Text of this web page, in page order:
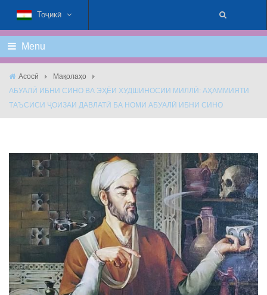
Тоҷикӣ
Menu
Асосӣ
Мақолаҳо
АБУАЛӢ ИБНИ СИНО ВА ЭҲЁИ ХУДШИНОСИИ МИЛЛӢ: АҲАММИЯТИ
ТАЪСИСИ ҶОИЗАИ ДАВЛАТӢ БА НОМИ АБУАЛӢ ИБНИ СИНО